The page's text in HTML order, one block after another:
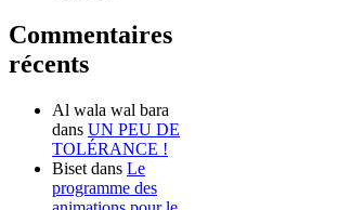
Commentaires
récents
Al wala wal bara
dans UN PEU DE
TOLÉRANCE !
Biset dans Le
programme des